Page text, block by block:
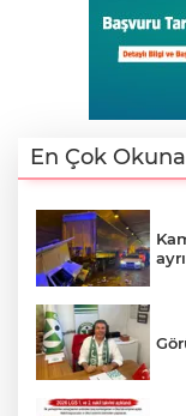
En Çok